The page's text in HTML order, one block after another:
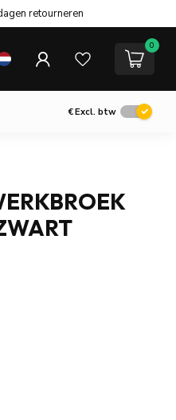
retourneren
0
€Excl. btw